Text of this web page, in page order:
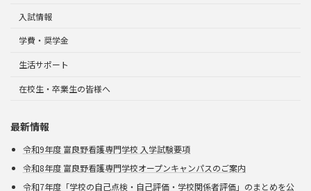
入試情報
学費・奨学金
生活サポート
在校生・卒業生の皆様へ
最新情報
令和9年度 富良野看護専門学校 入学試験要項
令和8年度 富良野看護専門学校オープンキャンパスのご案内
令和7年度「学校の自己点検・自己評価・学校関係者評価」のまとめを公